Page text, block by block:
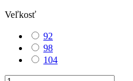
Veľkosť
92
98
104